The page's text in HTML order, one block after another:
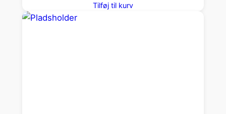
Tilføj til kurv